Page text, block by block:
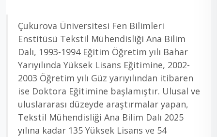
Çukurova Üniversitesi Fen Bilimleri
Enstitüsü Tekstil Mühendisliği Ana Bilim
Dalı, 1993-1994 Eğitim Öğretim yılı Bahar
Yarıyılında Yüksek Lisans Eğitimine, 2002-
2003 Öğretim yılı Güz yarıyılından itibaren
ise Doktora Eğitimine başlamıştır. Ulusal ve
uluslararası düzeyde araştırmalar yapan,
Tekstil Mühendisliği Ana Bilim Dalı 2025
yılına kadar 135 Yüksek Lisans ve 54